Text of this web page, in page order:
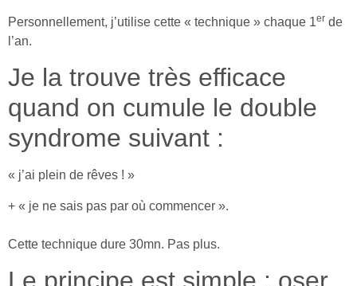
Personnellement, j’utilise cette « technique » chaque 1er de
l’an.
Je la trouve très efficace
quand on cumule le double
syndrome suivant :
« j’ai plein de rêves ! »
+ « je ne sais pas par où commencer ».
Cette technique dure 30mn. Pas plus.